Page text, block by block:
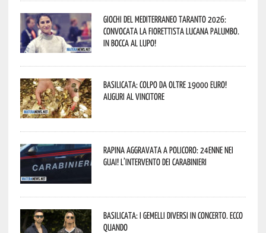
Giochi del Mediterraneo Taranto 2026:
convocata la fiorettista lucana Palumbo.
In bocca al lupo!
Basilicata: colpo da oltre 19000 Euro!
Auguri al vincitore
Rapina aggravata a Policoro: 24enne nei
guai! L’intervento dei Carabinieri
Basilicata: i Gemelli DiVersi in concerto. Ecco
quando